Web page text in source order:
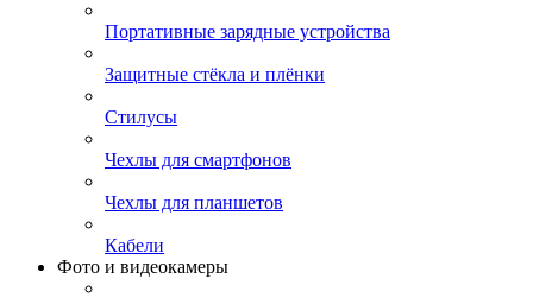
Портативные зарядные устройства
Защитные стёкла и плёнки
Стилусы
Чехлы для смартфонов
Чехлы для планшетов
Кабели
Фото и видеокамеры